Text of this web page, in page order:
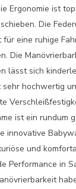
Ergonomie ist
Die
eine ruhige
Die
lässt sich
hochwertig
ist ein rundum
innovative
und
Performance in